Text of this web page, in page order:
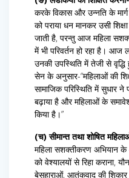
करके विकास और उन्नति के
को पराया धन मानकर उसी
जाती है, परन्तु आज महिला
में भी परिवर्तन हो रहा है।
उनकी उपस्थिति में तेजी से वृद्धि
सेन के अनुसार-“महिलाओं की
सामाजिक परिस्थिति में सुधार ने
बढ़ाया है और महिलाओं के
किया है।”
(च) सीमान्त तथा शोषित
महिला सशक्तीकरण अभियान के
को वेश्यालयों से रिहा कराना,
बेसहाराओं, आतंकवाद की शिकार